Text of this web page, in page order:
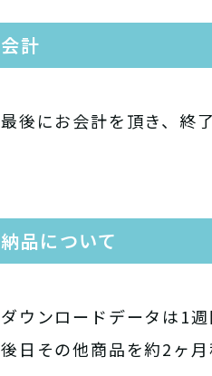
会計
最後にお会計を頂き、終
納品について
ダウンロードデータは1
後日その他商品を約2ヶ月